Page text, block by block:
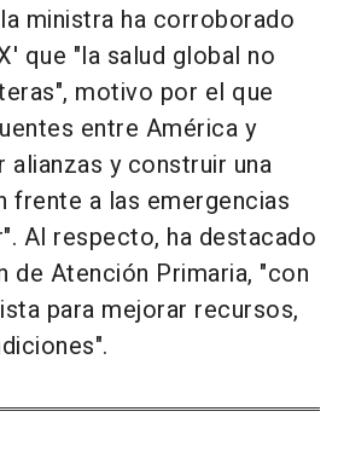
ministra ha corroborado
que "la salud global no
motivo por el que
entre América y
alianzas y construir una
frente a las emergencias
Al respecto, ha destacado
de Atención Primaria, "con
para mejorar recursos,